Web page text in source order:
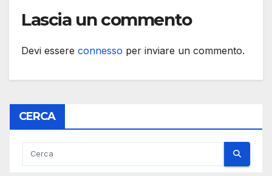
Lascia un commento
Devi essere connesso per inviare un commento.
CERCA